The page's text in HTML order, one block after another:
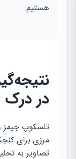
هستیم.
در درک
مرزی برای
تصاویر به